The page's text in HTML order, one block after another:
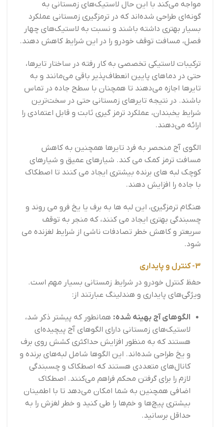
مواجه می‌کند با این حال لاستیک‌های زمستانی به
گونه‌ای طراحی شده‌اند که در ترمزگیری زمستانی عملکرد
بسیار بهتری داشته باشند و نسبت به لاستیک‌های چهار
فصل، مسافت توقف خودرو را در این شرایط کاهش دهند.
ترکیبات لاستیکی تخصصی به کار رفته در ساختار تایرها،
حتی در دماهای پایین انعطاف‌پذیر باقی می‌مانند و به
تایرها اجازه می‌دهند تا همچنان با سطح جاده در تماس
باشند. در نتیجه تایرهای زمستانی حتی در سخت‌ترین
شرایط یخبندان، عملکرد ترمز گیری ثابت و قابل اعتمادی را
ارائه می‌دهند.
الگوی آج منحصر به فرد تایرها همچنین به کاهش
مسافت ترمز کمک می کند. شیارهای عمیق و شیارهای
کوچک لبه های برنده بیشتری ایجاد می کنند تا اصطکاک
با جاده را افزایش دهند.
هنگام ترمزگیری، این لبه ها به برف یا یخ فرو می روند و
چسبندگی بهتری ایجاد می کنند، که منجر به توقف
سریعتر و کاهش خطر تصادفات ناشی از شرایط لغزنده می
شود.
3- کنترل و پایداری
حفظ کنترل خودرو در شرایط زمستانی بسیار مهم است.
ویژگی‌های پایداری و هندلینگ عبارتند از:
الگوهای آج بهینه شده: همانطور که پیشتر ذکر شد،
لاستیک‌های زمستانی دارای الگوهای آج پیچیده‌ای
هستند که به منظور افزایش حداکثری کشش روی برف
و یخ طراحی شده‌اند. این الگوها شامل لبه‌های برنده و
کانال‌های متعددی هستند که اصطکاک و چسبندگی
لازم را برای گرفتن محکم فراهم می‌کنند. اصطکاک
اضافی همچنین به شما امکان می‌دهد تا با اطمینان
بیشتری پیچ‌ها و خم‌ها را طی کنید و خطر لغزش را به
حداقل برسانید.